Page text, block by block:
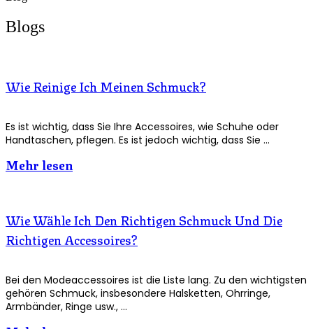
Blogs
Wie Reinige Ich Meinen Schmuck?
Es ist wichtig, dass Sie Ihre Accessoires, wie Schuhe oder
Handtaschen, pflegen. Es ist jedoch wichtig, dass Sie …
Mehr lesen
Wie Wähle Ich Den Richtigen Schmuck Und Die
Richtigen Accessoires?
Bei den Modeaccessoires ist die Liste lang. Zu den wichtigsten
gehören Schmuck, insbesondere Halsketten, Ohrringe,
Armbänder, Ringe usw., …